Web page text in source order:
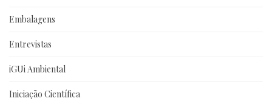
Embalagens
Entrevistas
iGUi Ambiental
Iniciação Científica